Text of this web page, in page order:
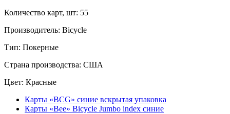
Количество карт, шт: 55
Производитель: Bicycle
Тип: Покерные
Страна производства: США
Цвет: Красные
Карты «BCG» синие вскрытая упаковка
Карты «Bee» Bicycle Jumbo index синие